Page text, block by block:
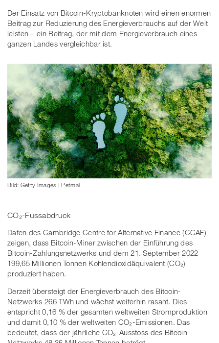
Der Einsatz von Bitcoin-Kryptobanknoten wird einen enormen
Beitrag zur Reduzierung des Energieverbrauchs auf der Welt
leisten – ein Beitrag, der mit dem Energieverbrauch eines
ganzen Landes vergleichbar ist.
Bild: Getty Images | Petmal
CO₂-Fussabdruck
Daten des Cambridge Centre for Alternative Finance (CCAF)
zeigen, dass Bitcoin-Miner zwischen der Einführung des
Bitcoin-Zahlungsnetzwerks und dem 21. September 2022
199,65 Millionen Tonnen Kohlendioxidäquivalent (CO₂)
produziert haben.
Derzeit übersteigt der Energieverbrauch des Bitcoin-
Netzwerks 266 TWh und wächst weiterhin rasant. Dies
entspricht 0,16 % der gesamten weltweiten Stromproduktion
und damit 0,10 % der weltweiten CO₂-Emissionen. Das
bedeutet, dass der jährliche CO₂-Ausstoss des Bitcoin-